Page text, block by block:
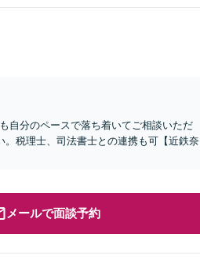
自分のペースで落ち着いてご相談いただ
税理士、司法書士との連携も可【近鉄奈
メールで面談予約